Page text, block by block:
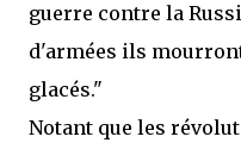
guerre contre la
d'armées ils
glacés."
Notant que les